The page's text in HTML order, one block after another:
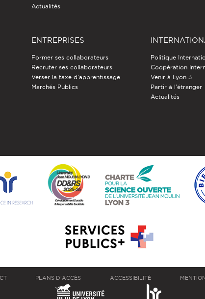
Actualités
ENTREPRISES
Former ses collaborateurs
Recruter ses collaborateurs
Verser la taxe d'apprentissage
Marchés Publics
Politique
Coopération
Venir à Lyon 3
Partir à l'étranger
Actualités
PLANS D'ACCÈS ACCESSIBILITÉ